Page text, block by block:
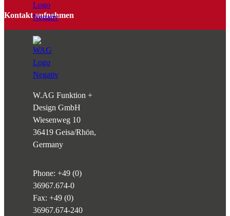
Kontakt aufnehmen
W.AG Funktion +
Design GmbH
Wiesenweg 10
36419 Geisa/Rhön,
Germany
Phone: +49 (0)
36967.674-0
Fax: +49 (0)
36967.674-240